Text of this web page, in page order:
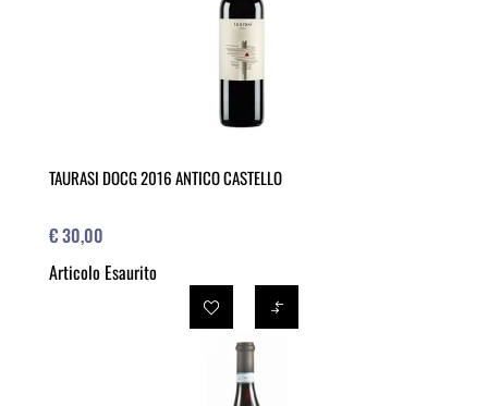
TAURASI DOCG 2016 ANTICO CASTELLO
€ 30,00
Articolo Esaurito